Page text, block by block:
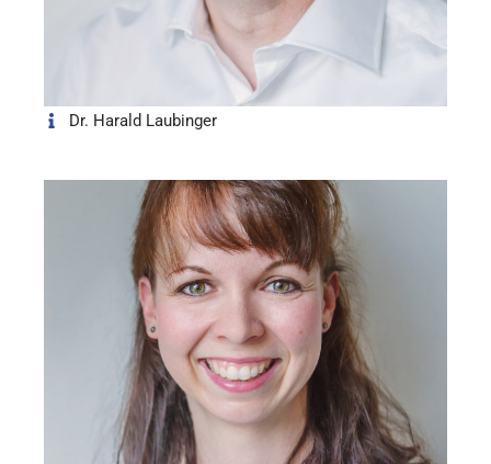
Dr. Harald Laubinger